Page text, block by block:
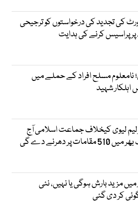
کی تجدید کی درخواستوں کو ترجیحی
پر پراسیس کرنے کی ہدایت
نامعلوم مسلح افراد کے حملے میں
اہلکار شہید
لیوی کیخلاف جماعت اسلامی آج
مقامات پر دھرنے دے گی
میں مزید بارش ہوگی یا نہیں، نئی
کر دی گئی